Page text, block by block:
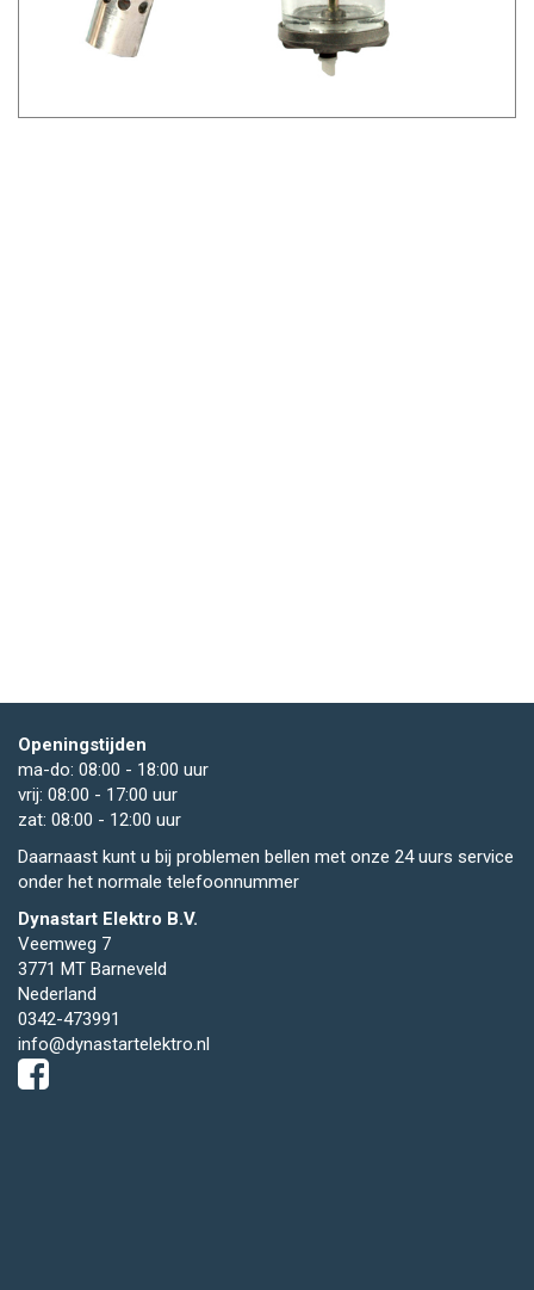
Openingstijden
ma-do: 08:00 - 18:00 uur
vrij: 08:00 - 17:00 uur
zat: 08:00 - 12:00 uur
Daarnaast kunt u bij problemen bellen met onze 24 uurs service
onder het normale telefoonnummer
Dynastart Elektro B.V.
Veemweg 7
3771 MT Barneveld
Nederland
0342-473991
info@dynastartelektro.nl